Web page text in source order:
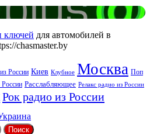
ключей для автомобилей в
chasmaster.by
России Киев Клубное Москва Поп
России Расслабляющее Релакс радио из России
Рок радио из России